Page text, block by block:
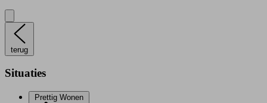
terug
Situaties
Prettig Wonen